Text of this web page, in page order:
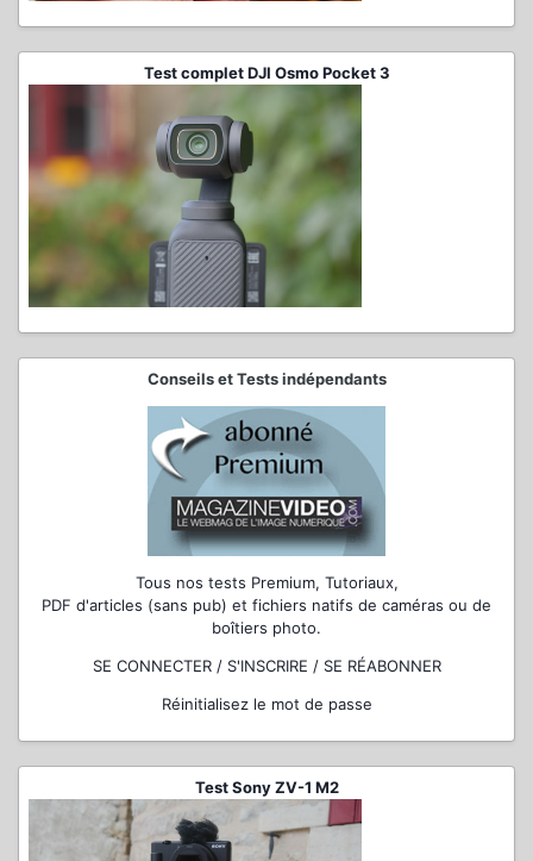
Test complet DJI Osmo Pocket 3
Conseils et Tests indépendants
Tous nos tests Premium, Tutoriaux,
PDF d'articles (sans pub) et fichiers natifs de caméras ou de
boîtiers photo.
SE CONNECTER / S'INSCRIRE / SE RÉABONNER
Réinitialisez le mot de passe
Test Sony ZV-1 M2